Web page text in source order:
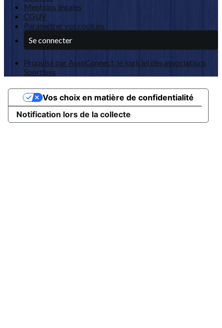
Mentions légales
CGUV
Paramétrer vos cookies
Se connecter
Propulsé par AssoConnect, le logiciel des associations
Sportives
Notification lors de la collecte
Vos choix en matière de confidentialité